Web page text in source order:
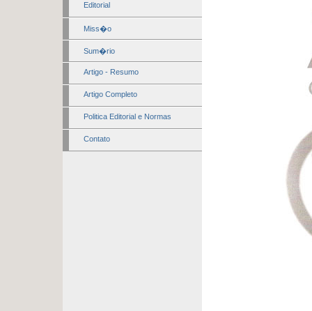
Editorial
Miss�o
Sum�rio
Artigo - Resumo
Artigo Completo
Politica Editorial e Normas
Contato